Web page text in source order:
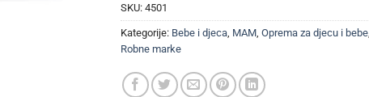
SKU: 4501
Kategorije: Bebe i djeca MAM Oprema za djecu i bebe
Robne marke